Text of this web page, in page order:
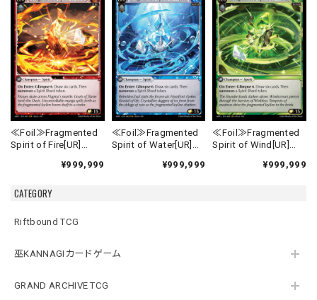
CATEGORY
Riftbound TCG
巫KANNAGIカードゲーム
GRAND ARCHIVE TCG
≪Foil≫Fragmented
Spirit of Fire[UR]
¥999,999
≪Foil≫Fragmented
Spirit of Water[UR]
¥999,999
≪Foil≫Fragmented
Spirit of Wind[UR]
¥999,999